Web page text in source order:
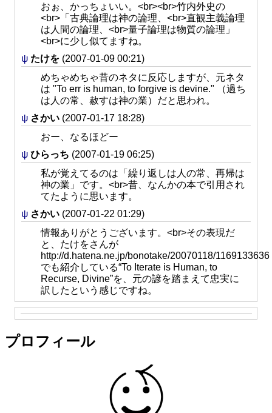
おぉ、かっちょいい。<br><br>竹内外史の
<br>「古典論理は神の論理、<br>直観主義論理
は人間の論理、<br>量子論理は物質の論理」
<br>に少し似てますね。
ψ たけを (2007-01-09 00:21)
めちゃめちゃ昔のネタに反応しますが、元ネタ
は "To err is human, to forgive is devine." （過ち
は人の常、赦すは神の業）だと思われ。
ψ さかい (2007-01-17 18:28)
おー、なるほどー
ψ ひらっち (2007-01-19 06:25)
私が覚えてるのは「繰り返しは人の常、再帰は
神の業」です。<br>昔、なんかの本で引用され
てたように思います。
ψ さかい (2007-01-22 01:29)
情報ありがとうございます。<br>その表現だ
と、たけをさんが
http://d.hatena.ne.jp/bonotake/20070118/1169133636
でも紹介している“To Iterate is Human, to
Recurse, Divine”を、元の諺を踏まえて忠実に
訳したという感じですね。
プロフィール